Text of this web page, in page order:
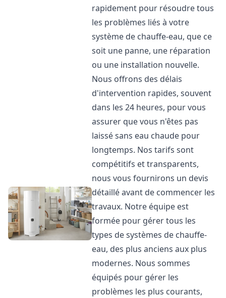
rapidement pour résoudre tous
les problèmes liés à votre
système de chauffe-eau, que ce
soit une panne, une réparation
ou une installation nouvelle.
Nous offrons des délais
d'intervention rapides, souvent
dans les 24 heures, pour vous
assurer que vous n'êtes pas
laissé sans eau chaude pour
longtemps. Nos tarifs sont
compétitifs et transparents,
nous vous fournirons un devis
détaillé avant de commencer les
travaux. Notre équipe est
formée pour gérer tous les
types de systèmes de chauffe-
eau, des plus anciens aux plus
modernes. Nous sommes
équipés pour gérer les
problèmes les plus courants,